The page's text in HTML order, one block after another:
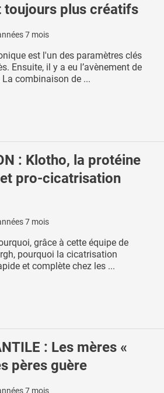
toujours plus créatifs
7 mois
est l'un des paramètres clés
Ensuite, il y a eu l’avènement de
La combinaison de ...
: Klotho, la protéine
pro-cicatrisation
7 mois
grâce à cette équipe de
pourquoi la cicatrisation
et complète chez les ...
: Les mères «
pères guère
7 mois